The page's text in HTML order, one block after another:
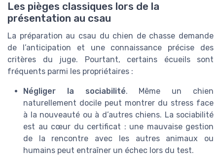
Les pièges classiques lors de la
présentation au csau
La préparation au csau du chien de chasse demande
de l’anticipation et une connaissance précise des
critères du juge. Pourtant, certains écueils sont
fréquents parmi les propriétaires :
Négliger la sociabilité. Même un chien
naturellement docile peut montrer du stress face
à la nouveauté ou à d’autres chiens. La sociabilité
est au cœur du certificat : une mauvaise gestion
de la rencontre avec les autres animaux ou
humains peut entraîner un échec lors du test.